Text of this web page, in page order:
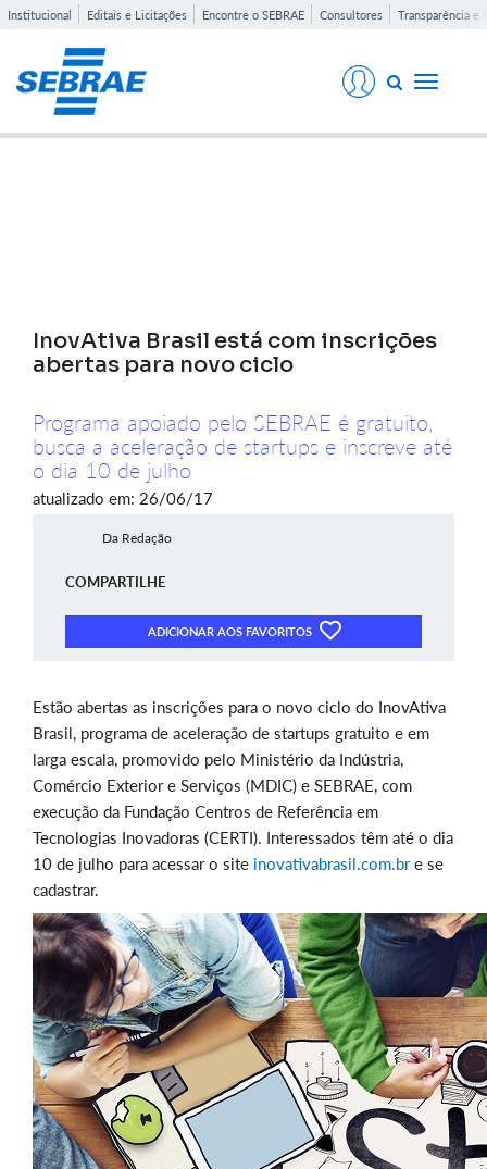
Institucional Editais e Licitações Encontre o SEBRAE Consultores Transparência e
Toggle
InovAtiva Brasil está com inscrições
abertas para novo ciclo
Programa apoiado pelo SEBRAE é gratuito,
busca a aceleração de startups e inscreve até
o dia 10 de julho
atualizado em: 26/06/17
Da Redação
COMPARTILHE
ADICIONAR AOS FAVORITOS
Estão abertas as inscrições para o novo ciclo do InovAtiva
Brasil, programa de aceleração de startups gratuito e em
larga escala, promovido pelo Ministério da Indústria,
Comércio Exterior e Serviços (MDIC) e SEBRAE, com
execução da Fundação Centros de Referência em
Tecnologias Inovadoras (CERTI). Interessados têm até o dia
10 de julho para acessar o site inovativabrasil.com.bre se
cadastrar.